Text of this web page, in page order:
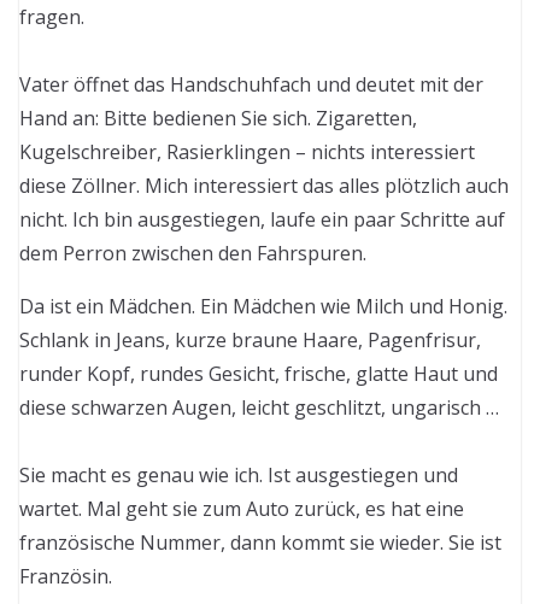
fragen.
Vater öffnet das Handschuhfach und deutet mit der
Hand an: Bitte bedienen Sie sich. Zigaretten,
Kugelschreiber, Rasierklingen – nichts interessiert
diese Zöllner. Mich interessiert das alles plötzlich auch
nicht. Ich bin ausgestiegen, laufe ein paar Schritte auf
dem Perron zwischen den Fahrspuren.
Da ist ein Mädchen. Ein Mädchen wie Milch und Honig.
Schlank in Jeans, kurze braune Haare, Pagenfrisur,
runder Kopf, rundes Gesicht, frische, glatte Haut und
diese schwarzen Augen, leicht geschlitzt, ungarisch …
Sie macht es genau wie ich. Ist ausgestiegen und
wartet. Mal geht sie zum Auto zurück, es hat eine
französische Nummer, dann kommt sie wieder. Sie ist
Französin.